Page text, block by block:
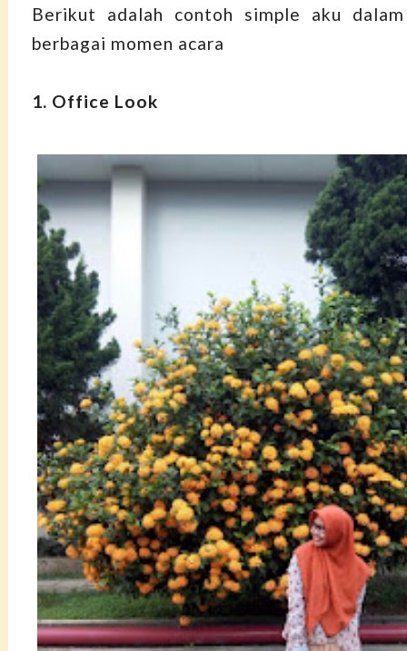
Berikut adalah contoh simple aku
berbagai momen acara
1. Office Look